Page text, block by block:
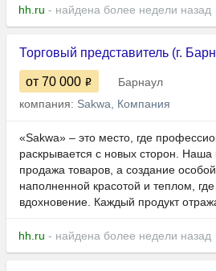
hh.ru - найдена более недели назад
Торговый представитель (г.
от 70 000
Барнаул
компания: Sakwa, Компания
«Sakwa» – это место, где
раскрывается с новых сторон. Наша
продажа товаров, а создание
наполненной красотой и теплом,
вдохновение. Каждый продукт
hh.ru - найдена более недели назад